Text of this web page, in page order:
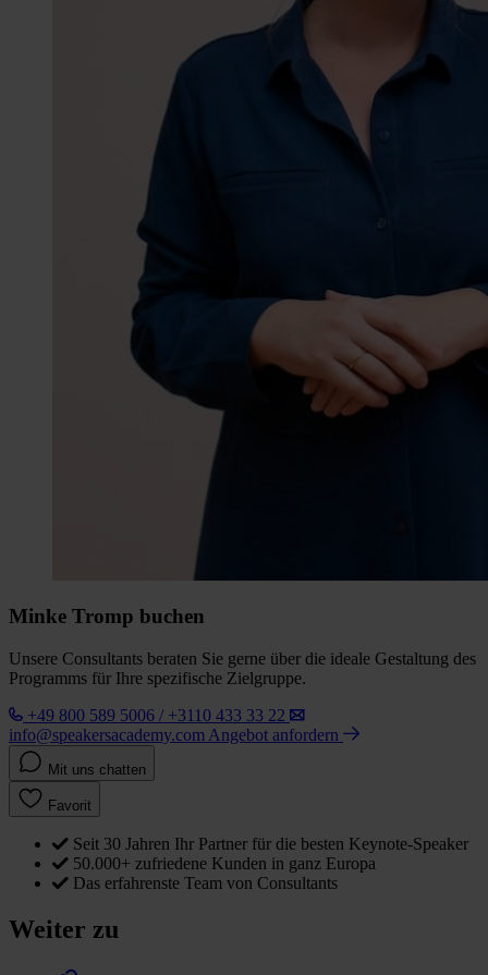
Minke Tromp buchen
Unsere Consultants beraten Sie gerne über die ideale Gestaltung des
Programms für Ihre spezifische Zielgruppe.
+49 800 589 5006 / +3110 433 33 22
info@speakersacademy.com Angebot anfordern
Mit uns chatten
Favorit
Seit 30 Jahren Ihr Partner für die besten Keynote-Speaker
50.000+ zufriedene Kunden in ganz Europa
Das erfahrenste Team von Consultants
Weiter zu